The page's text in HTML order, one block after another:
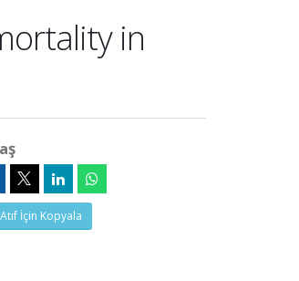
in
İçin Kopyala